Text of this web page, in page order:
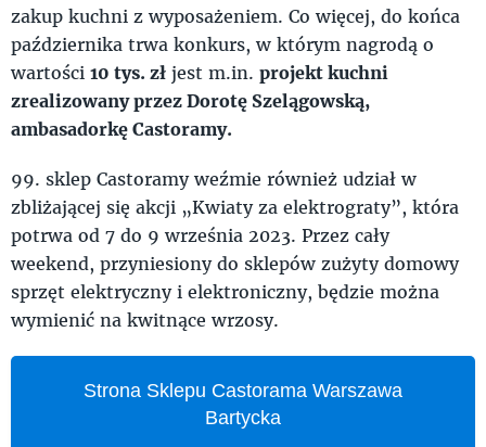
zakup kuchni z wyposażeniem. Co więcej, do końca
października trwa konkurs, w którym nagrodą o
wartości 10 tys. zł jest m.in. projekt kuchni
zrealizowany przez Dorotę Szelągowską,
ambasadorkę Castoramy.
99. sklep Castoramy weźmie również udział w
zbliżającej się akcji „Kwiaty za elektrograty”, która
potrwa od 7 do 9 września 2023. Przez cały
weekend, przyniesiony do sklepów zużyty domowy
sprzęt elektryczny i elektroniczny, będzie można
wymienić na kwitnące wrzosy.
Strona Sklepu Castorama Warszawa
Bartycka